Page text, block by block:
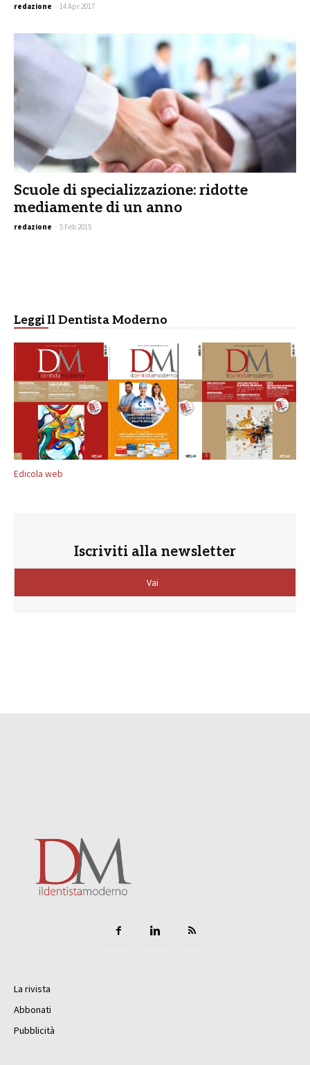
redazione - 14 Apr 2017
Scuole di specializzazione: ridotte
mediamente di un anno
redazione - 5 Feb 2015
Leggi Il Dentista Moderno
Edicola web
Iscriviti alla newsletter
Vai
La rivista
Abbonati
Pubblicità